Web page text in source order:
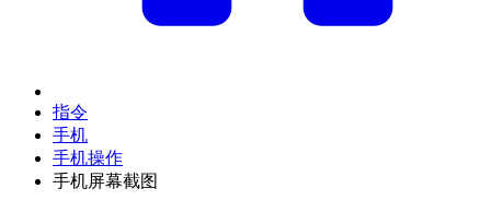
指令
手机
手机操作
手机屏幕截图